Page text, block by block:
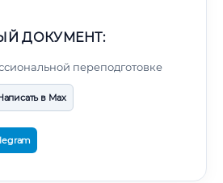
ДОКУМЕНТ:
переподготовке
в Max